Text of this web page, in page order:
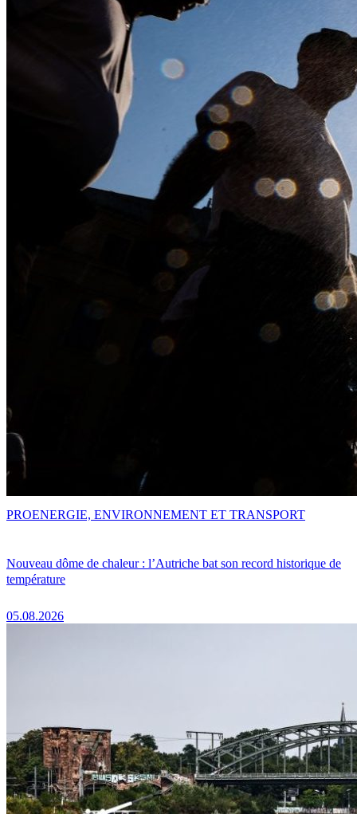
Nouveau dôme de chaleur : l’Autriche bat son record historique de
température
05.08.2026
PROENERGIE, ENVIRONNEMENT ET TRANSPORT